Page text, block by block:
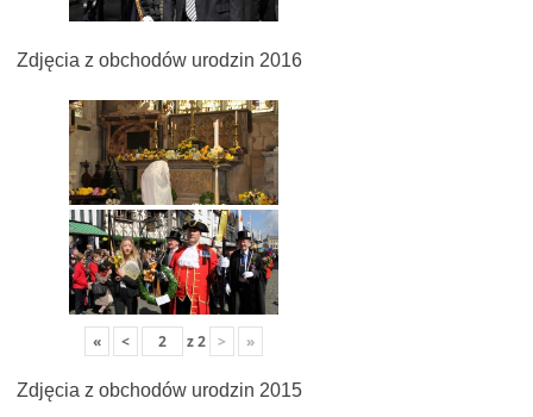
Zdjęcia z obchodów urodzin 2016
« < z2 > »
Zdjęcia z obchodów urodzin 2015